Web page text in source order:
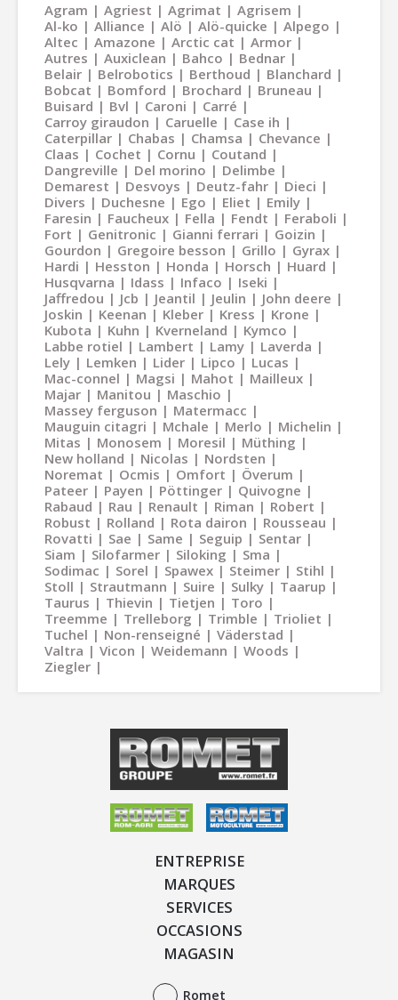
Agram Agriest Agrimat
Agrisem
Al-ko
Alliance Alö Alö-quicke
Alpego
Altec
Amazone Arctic cat
Armor
Autres
Auxiclean Bahco
Bednar
Belair
Belrobotics Berthoud
Blanchard
Bobcat
Bomford Brochard
Bruneau
Buisard
Bvl Caroni
Carré
Carroy giraudon
Caruelle
Case ih
Caterpillar
Chabas Chamsa
Chevance
Claas
Cochet Cornu
Coutand
Dangreville
Del morino
Delimbe
Demarest
Desvoys Deutz-fahr
Dieci
Divers
Duchesne Ego Eliet
Emily
Faresin
Faucheux Fella Fendt
Feraboli
Fort
Genitronic Gianni ferrari
Goizin
Gourdon
Gregoire besson Grillo
Gyrax
Hardi
Hesston Honda Horsch
Huard
Husqvarna
Idass Infaco
Iseki
Jaffredou
Jcb Jeantil Jeulin
John deere
Joskin
Keenan Kleber Kress
Krone
Kubota
Kuhn Kverneland
Kymco
Labbe rotiel
Lambert Lamy
Laverda
Lely
Lemken Lider Lipco
Lucas
Mac-connel
Magsi Mahot
Mailleux
Majar
Manitou
Maschio
Massey ferguson
Matermacc
Mauguin citagri
Mchale Merlo
Michelin
Mitas
Monosem Moresil
Müthing
New holland
Nicolas
Nordsten
Noremat
Ocmis Omfort
Överum
Pateer
Payen Pöttinger
Quivogne
Rabaud
Rau Renault Riman
Robert
Robust
Rolland Rota dairon
Rousseau
Rovatti
Sae Same Seguip
Sentar
Siam
Silofarmer Siloking
Sma
Sodimac
Sorel Spawex Steimer
Stihl
Stoll
Strautmann Suire Sulky
Taarup
Taurus
Thievin Tietjen
Toro
Treemme
Trelleborg Trimble
Trioliet
Tuchel
Non-renseigné
Väderstad
Valtra
Vicon Weidemann
Woods
Ziegler
ENTREPRISE
MARQUES
SERVICES
OCCASIONS
MAGASIN
Romet